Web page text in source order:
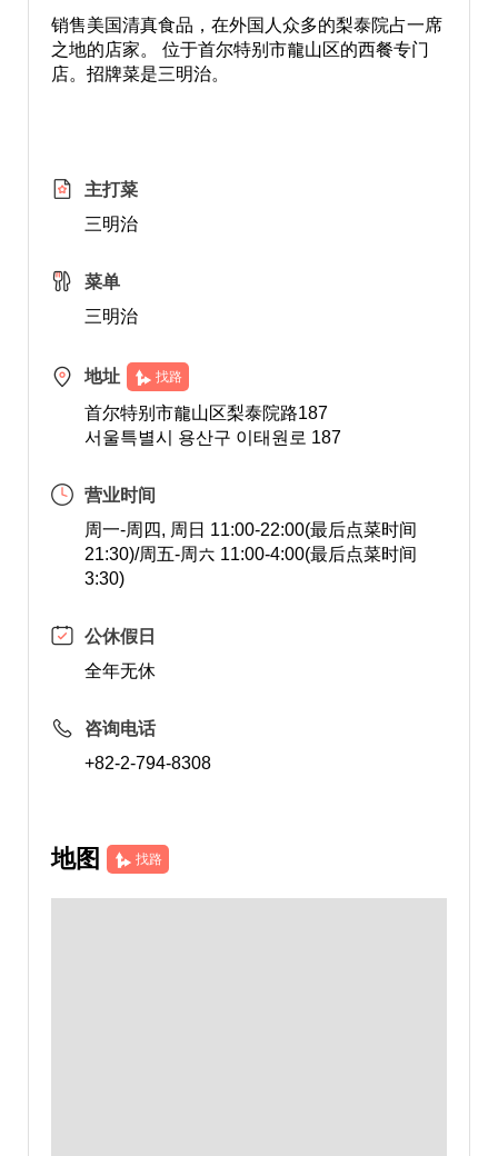
销售美国清真食品，在外国人众多的梨泰院占一席
之地的店家。 位于首尔特别市龍山区的西餐专门
店。招牌菜是三明治。
主打菜
三明治
菜单
三明治
地址 找路
首尔特别市龍山区梨泰院路187
서울특별시 용산구 이태원로 187
营业时间
周一-周四, 周日 11:00-22:00(最后点菜时间
21:30)/周五-周六 11:00-4:00(最后点菜时间
3:30)
公休假日
全年无休
咨询电话
+82-2-794-8308
地图 找路